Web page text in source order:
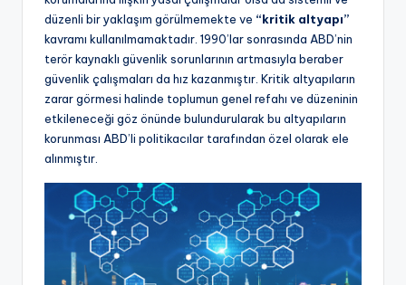
düzenli bir yaklaşım görülmemekte ve “kritik altyapı”
kavramı kullanılmamaktadır. 1990’lar sonrasında ABD’nin
terör kaynaklı güvenlik sorunlarının artmasıyla beraber
güvenlik çalışmaları da hız kazanmıştır. Kritik altyapıların
zarar görmesi halinde toplumun genel refahı ve düzeninin
etkileneceği göz önünde bulundurularak bu altyapıların
korunması ABD’li politikacılar tarafından özel olarak ele
alınmıştır.